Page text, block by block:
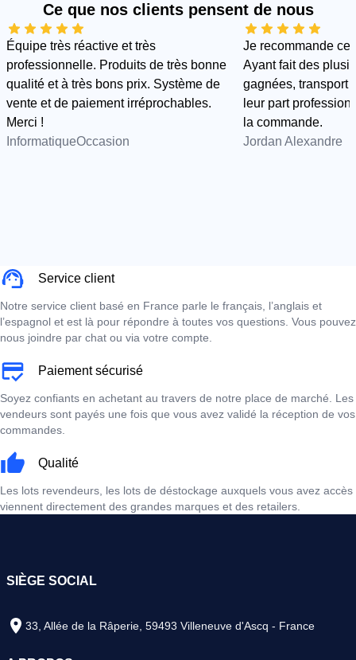
Ce que nos clients pensent de nous
Équipe très réactive et très
professionnelle. Produits de très bonne
qualité et à très bons prix. Système de
vente et de paiement irréprochables.
Merci !
InformatiqueOccasion
Je recommande
Ayant fait des
gagnées, transport
leur part
la commande.
Jordan Alexandre
Service client
Notre service client basé en France parle le français, l’anglais et
l’espagnol et est là pour répondre à toutes vos questions. Vous pouvez
nous joindre par chat ou via votre compte.
Paiement sécurisé
Soyez confiants en achetant au travers de notre place de marché. Les
vendeurs sont payés une fois que vous avez validé la réception de vos
commandes.
Qualité
Les lots revendeurs, les lots de déstockage auxquels vous avez accès
viennent directement des grandes marques et des retailers.
SIÈGE SOCIAL
33, Allée de la Râperie, 59493 Villeneuve d'Ascq - France